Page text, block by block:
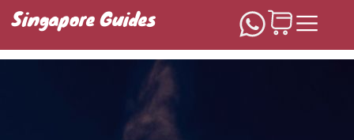
Singapore Guides
Домашняя